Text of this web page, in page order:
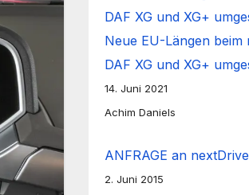
Neue EU-Längen beim
DAF XG und XG+
14. Juni 2021
Achim Daniels
ANFRAGE an
2. Juni 2015